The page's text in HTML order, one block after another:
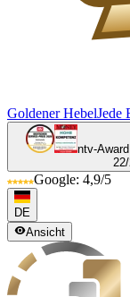
Goldener HebelJede
ntv-
Google: 4,9/5
DE
Ansicht